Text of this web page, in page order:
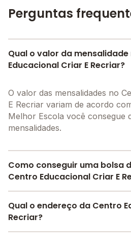
Perguntas
Qual o valor da
Educacional Criar E Recriar?
O valor das mensalidades no
E Recriar variam de acordo
Melhor Escola você consegue
mensalidades.
Como conseguir uma bolsa
Centro Educacional Criar E
Pesquise bolsas disponíveis
encontre o melhor desconto
Qual o endereço da Centro
Recriar?